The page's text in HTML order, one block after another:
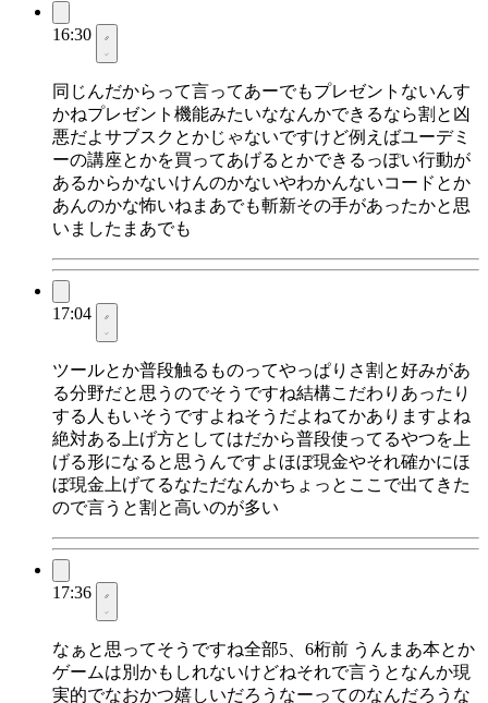
16:30
同じんだからって言ってあーでもプレゼントないんす
かねプレゼント機能みたいななんかできるなら割と凶
悪だよサブスクとかじゃないですけど例えばユーデミ
ーの講座とかを買ってあげるとかできるっぽい行動が
あるからかないけんのかないやわかんないコードとか
あんのかな怖いねまあでも斬新その手があったかと思
いましたまあでも
17:04
ツールとか普段触るものってやっぱりさ割と好みがあ
る分野だと思うのでそうですね結構こだわりあったり
する人もいそうですよねそうだよねてかありますよね
絶対ある上げ方としてはだから普段使ってるやつを上
げる形になると思うんですよほぼ現金やそれ確かにほ
ぼ現金上げてるなただなんかちょっとここで出てきた
ので言うと割と高いのが多い
17:36
なぁと思ってそうですね全部5、6桁前 うんまあ本とか
ゲームは別かもしれないけどねそれで言うとなんか現
実的でなおかつ嬉しいだろうなーってのなんだろうな